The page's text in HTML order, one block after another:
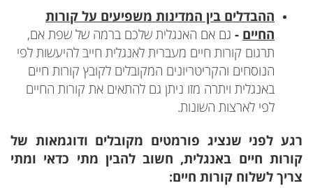
ההבדלים בין המדינות משפיעים על קורות
החיים - גם אם האנגלית שלכם ברמה של שפת אם,
תרגום קורות חיים מעברית לאנגלית חייב להיעשות לפי
הנוסחים והקריטריונים המקובלים לקובץ קורות חיים
באנגלית ויתרה מזו ניתן גם להתאים את קורות החיים
לפי לארצות השונות.
רגע לפני שנציג פורמטים מקובלים ודוגמאות של
קורות חיים באנגלית, חשוב להבין מתי כדאי ומתי
צריך לשלוח קורות חיים: